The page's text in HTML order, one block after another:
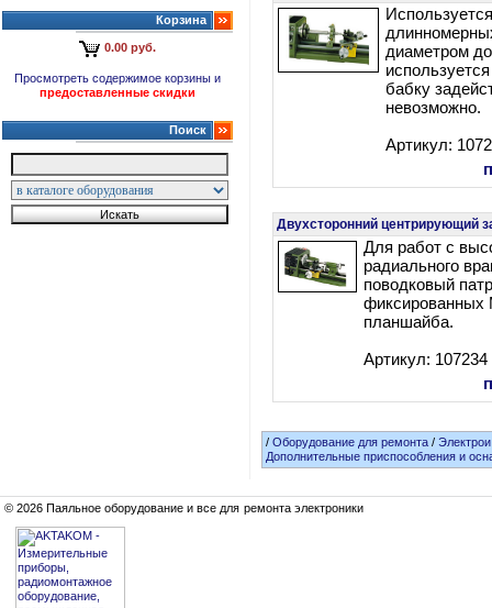
Корзина
0.00 руб.
Просмотреть содержимое корзины и
предоставленные скидки
Поиск
диаметром
бабку
невозможно.
Артикул:
Двухсторонний центрирующий
Для работ с
радиального
поводковый
фиксированных
планшайба.
Артикул: 107234
/Оборудование для ремонта /
Дополнительные приспособления и
© 2026 Паяльное оборудование и все для ремонта электроники